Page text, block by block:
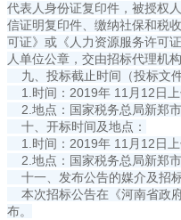
代表人身份证复印件，被授权
信证明复印件、缴纳社保和税
可证》或《人力资源服务许可
人单位公章，交由招标代理机
九、投标截止时间（投标文
1.时间：2019年 11月12日上
2.地点：国家税务总局新郑
十、开标时间及地点：
1.时间：2019年 11月12日上
2.地点：国家税务总局新郑
十一、发布公告的媒介及招
本次招标公告在《河南省政
布。